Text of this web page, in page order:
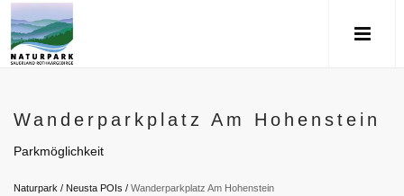
Wanderparkplatz Am Hohenstein
Parkmöglichkeit
Naturpark / Neusta POIs / Wanderparkplatz Am Hohenstein